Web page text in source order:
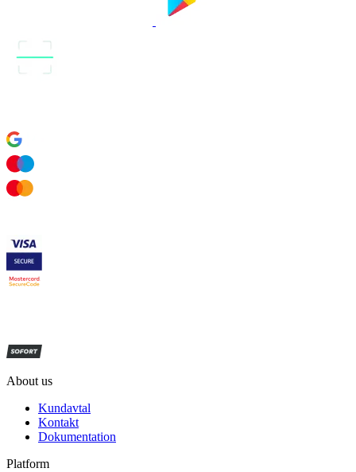
About us
Kundavtal
Kontakt
Dokumentation
Platform